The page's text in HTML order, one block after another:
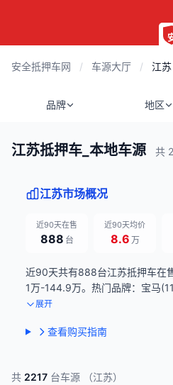
安全抵押车网 / 车源大厅 / 江苏
品牌 地区
江苏抵押车_本地车源 共
江苏市场概况
近90天在售
888 台
近90天均价
8.6 万
近90天共有888台江苏抵押车在
1万-144.9万。热门品牌：宝马
(79台)。数据来源：近90天滚动
展开
查看购买指南
共 2217 台车源 （江苏）